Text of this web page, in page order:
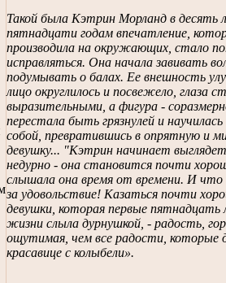
Такой была Кэтрин Морланд в десять
пятнадцати годам впечатление,
производила на окружающих, стало
исправляться. Она начала завивать
подумывать о балах. Ее внешность
лицо округлилось и посвежело, глаза
выразительными, а фигура -
перестала быть грязнулей и
собой, превратившись в опрятную и
девушку... "Кэтрин начинает
недурно - она становится почти
слышала она время от времени. И
за удовольствие! Казаться почти
девушки, которая первые пятнадцать
жизни слыла дурнушкой, - радость,
ощутимая, чем все радости, которые
красавице с колыбели».